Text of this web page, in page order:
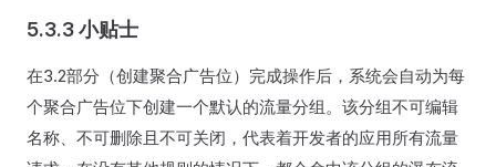
5.3.3 小贴士
在3.2部分（创建聚合广告位）完成操作后，系统会自动为每
个聚合广告位下创建一个默认的流量分组。该分组不可编辑
名称、不可删除且不可关闭，代表着开发者的应用所有流量